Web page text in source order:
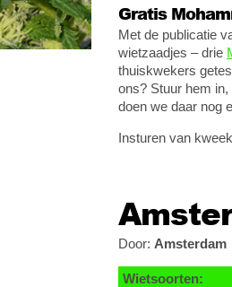
Gratis
Met de publicatie
wietzaadjes – drie
thuiskwekers
ons? Stuur hem
doen we daar nog
Insturen van
Door: Amsterdam
Wietsoorten: